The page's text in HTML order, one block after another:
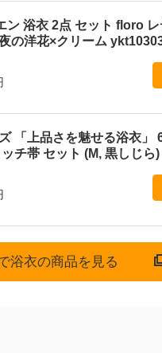
ン 浴衣 2点 セット floro
の洋花×クリーム
「上品さを魅せる浴衣」
チ帯 セット (M, 黒しじら)
浴衣の商品を見る